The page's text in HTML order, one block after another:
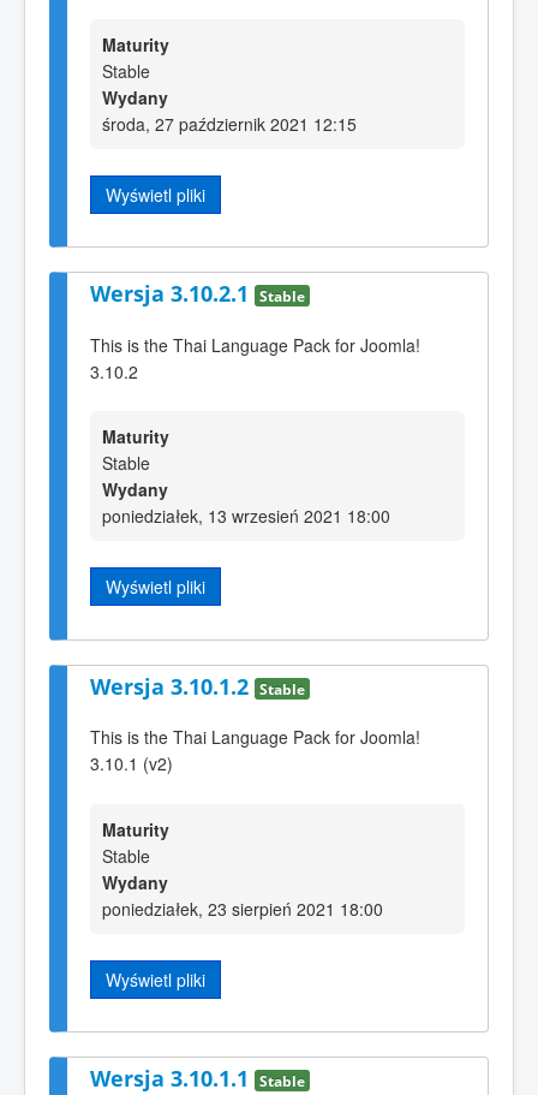
Maturity
Stable
Wydany
środa, 27 październik 2021 12:15
Wyświetl pliki
Wersja 3.10.2.1 Stable
This is the Thai Language Pack for Joomla!
3.10.2
Maturity
Stable
Wydany
poniedziałek, 13 wrzesień 2021 18:00
Wyświetl pliki
Wersja 3.10.1.2 Stable
This is the Thai Language Pack for Joomla!
3.10.1 (v2)
Maturity
Stable
Wydany
poniedziałek, 23 sierpień 2021 18:00
Wyświetl pliki
Wersja 3.10.1.1 Stable